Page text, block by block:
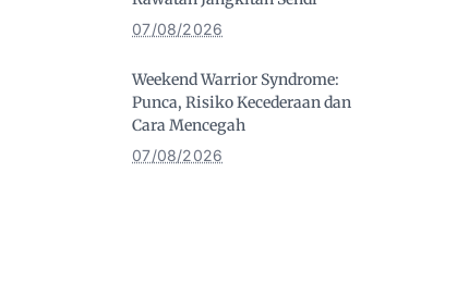
07/08/2026
Weekend Warrior Syndrome:
Punca, Risiko Kecederaan dan
Cara Mencegah
07/08/2026